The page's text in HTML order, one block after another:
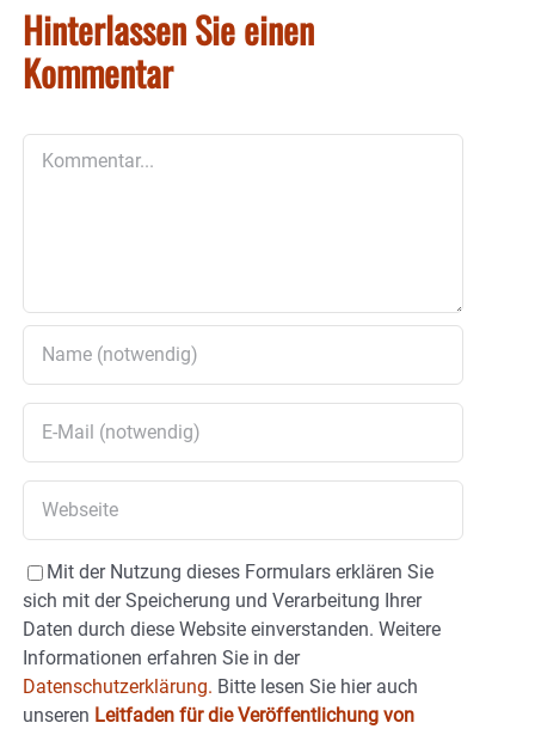
Hinterlassen Sie einen
Kommentar
Mit der Nutzung dieses Formulars erklären Sie
sich mit der Speicherung und Verarbeitung Ihrer
Daten durch diese Website einverstanden. Weitere
Informationen erfahren Sie in der
Datenschutzerklärung. Bitte lesen Sie hier auch
unseren Leitfaden für die Veröffentlichung von